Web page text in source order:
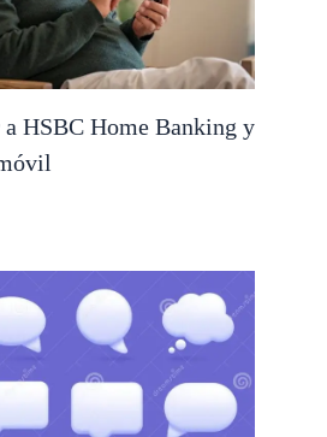
a HSBC Home Banking y